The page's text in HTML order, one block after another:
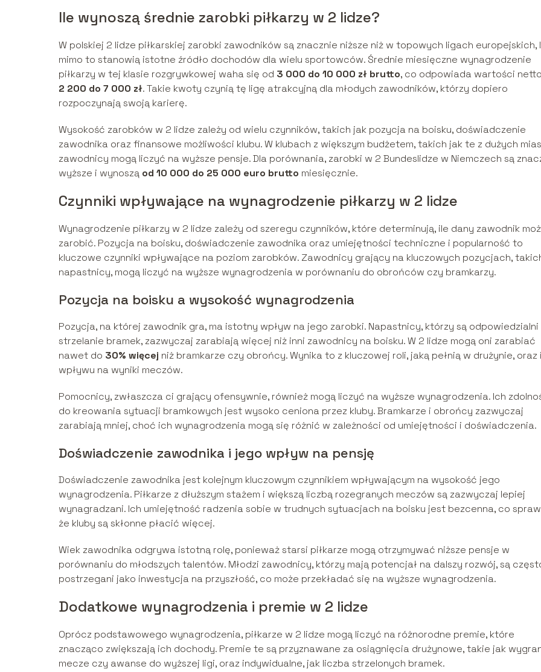
Ile wynoszą średnie zarobki piłkarzy w 2 lidze?
W polskiej 2 lidze piłkarskiej zarobki zawodników są znacznie niższe niż w topowych ligach europejskich,
mimo to stanowią istotne źródło dochodów dla wielu sportowców. Średnie miesięczne wynagrodzenie
piłkarzy w tej klasie rozgrywkowej waha się od 3 000 do 10 000 zł brutto, co odpowiada wartości
2 200 do 7 000 zł. Takie kwoty czynią tę ligę atrakcyjną dla młodych zawodników, którzy dopiero
rozpoczynają swoją karierę.
Wysokość zarobków w 2 lidze zależy od wielu czynników, takich jak pozycja na boisku, doświadczenie
zawodnika oraz finansowe możliwości klubu. W klubach z większym budżetem, takich jak te z dużych
zawodnicy mogą liczyć na wyższe pensje. Dla porównania, zarobki w 2 Bundeslidze w Niemczech są
wyższe i wynoszą od 10 000 do 25 000 euro brutto miesięcznie.
Czynniki wpływające na wynagrodzenie piłkarzy w 2 lidze
Wynagrodzenie piłkarzy w 2 lidze zależy od szeregu czynników, które determinują, ile dany zawodnik
zarobić. Pozycja na boisku, doświadczenie zawodnika oraz umiejętności techniczne i popularność to
kluczowe czynniki wpływające na poziom zarobków. Zawodnicy grający na kluczowych pozycjach,
napastnicy, mogą liczyć na wyższe wynagrodzenia w porównaniu do obrońców czy bramkarzy.
Pozycja na boisku a wysokość wynagrodzenia
Pozycja, na której zawodnik gra, ma istotny wpływ na jego zarobki. Napastnicy, którzy są odpowiedzialni
strzelanie bramek, zazwyczaj zarabiają więcej niż inni zawodnicy na boisku. W 2 lidze mogą oni zarabiać
nawet do 30% więcej niż bramkarze czy obrońcy. Wynika to z kluczowej roli, jaką pełnią w drużynie, oraz
wpływu na wyniki meczów.
Pomocnicy, zwłaszcza ci grający ofensywnie, również mogą liczyć na wyższe wynagrodzenia. Ich
do kreowania sytuacji bramkowych jest wysoko ceniona przez kluby. Bramkarze i obrońcy zazwyczaj
zarabiają mniej, choć ich wynagrodzenia mogą się różnić w zależności od umiejętności i doświadczenia.
Doświadczenie zawodnika i jego wpływ na pensję
Doświadczenie zawodnika jest kolejnym kluczowym czynnikiem wpływającym na wysokość jego
wynagrodzenia. Piłkarze z dłuższym stażem i większą liczbą rozegranych meczów są zazwyczaj lepiej
wynagradzani. Ich umiejętność radzenia sobie w trudnych sytuacjach na boisku jest bezcenna, co
że kluby są skłonne płacić więcej.
Wiek zawodnika odgrywa istotną rolę, ponieważ starsi piłkarze mogą otrzymywać niższe pensje w
porównaniu do młodszych talentów. Młodzi zawodnicy, którzy mają potencjał na dalszy rozwój, są
postrzegani jako inwestycja na przyszłość, co może przekładać się na wyższe wynagrodzenia.
Dodatkowe wynagrodzenia i premie w 2 lidze
Oprócz podstawowego wynagrodzenia, piłkarze w 2 lidze mogą liczyć na różnorodne premie, które
znacząco zwiększają ich dochody. Premie te są przyznawane za osiągnięcia drużynowe, takie jak
mecze czy awanse do wyższej ligi, oraz indywidualne, jak liczba strzelonych bramek.